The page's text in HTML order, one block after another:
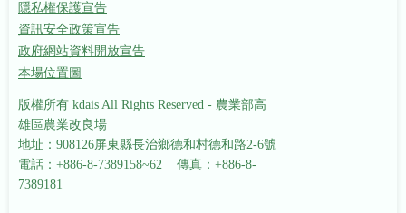
隱私權保護宣告
資訊安全政策宣告
政府網站資料開放宣告
本場位置圖
版權所有 kdais All Rights Reserved - 農業部高
雄區農業改良場
地址：908126屏東縣長治鄉德和村德和路2-6號
電話：+886-8-7389158~62 傳真：+886-8-
7389181